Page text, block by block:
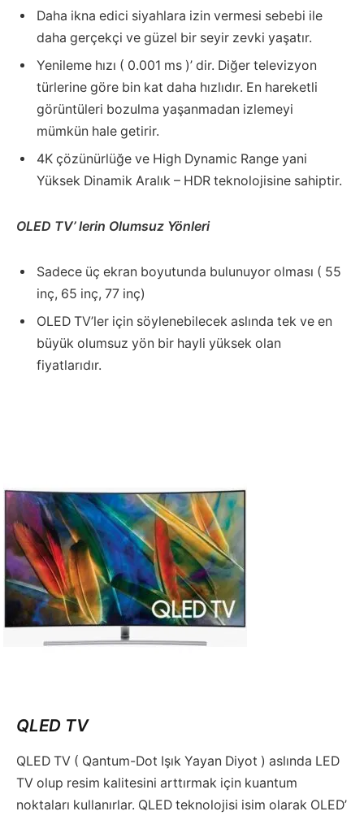
Daha ikna edici siyahlara izin vermesi sebebi ile
daha gerçekçi ve güzel bir seyir zevki yaşatır.
Yenileme hızı ( 0.001 ms )’ dir. Diğer televizyon
türlerine göre bin kat daha hızlıdır. En hareketli
görüntüleri bozulma yaşanmadan izlemeyi
mümkün hale getirir.
4K çözünürlüğe ve High Dynamic Range yani
Yüksek Dinamik Aralık – HDR teknolojisine sahiptir.
OLED TV’ lerin Olumsuz Yönleri
Sadece üç ekran boyutunda bulunuyor olması ( 55
inç, 65 inç, 77 inç)
OLED TV’ler için söylenebilecek aslında tek ve en
büyük olumsuz yön bir hayli yüksek olan
fiyatlarıdır.
QLED TV
QLED TV ( Qantum-Dot Işık Yayan Diyot ) aslında LED
TV olup resim kalitesini arttırmak için kuantum
noktaları kullanırlar. QLED teknolojisi isim olarak OLED’